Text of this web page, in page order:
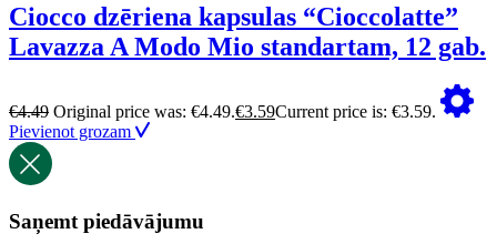
Ciocco dzēriena kapsulas “Cioccolatte”
Lavazza A Modo Mio standartam, 12 gab.
€4.49 Original price was: €4.49.€3.59Current price is: €3.59.
Pievienot grozam
Saņemt piedāvājumu